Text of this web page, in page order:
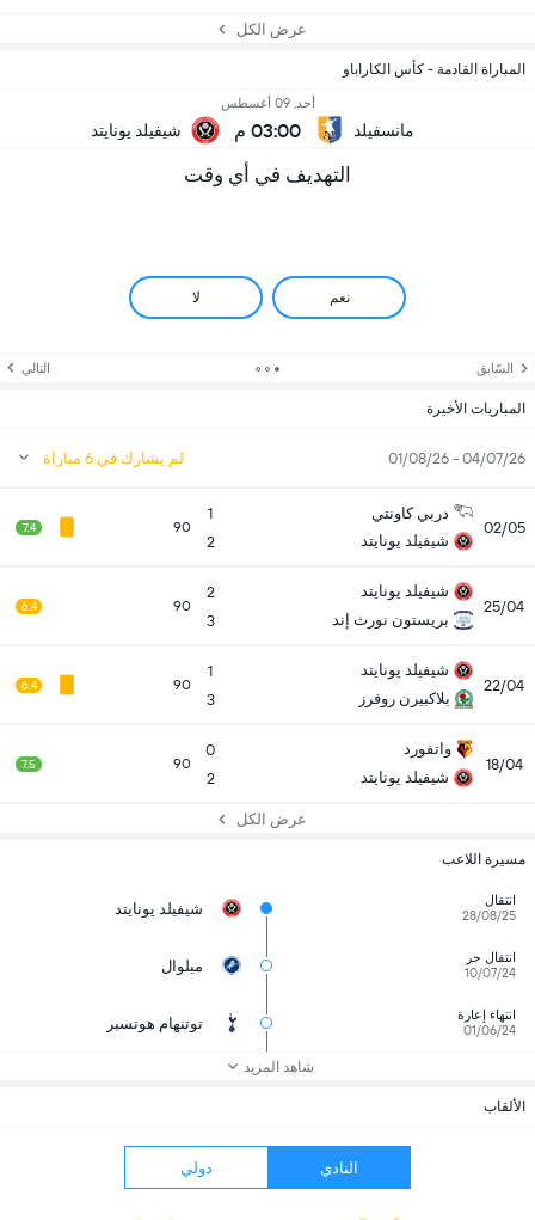
عرض الكل
المباراة القادمة - كأس الكاراباو
مانسفيلد
أحد, 09 أغسطس
03:00 م شيفيلد يونايتد
التهديف في أي وقت
نعم لا
السّابق التالي
المباريات الأخيرة
04/07/26 - 01/08/26 لم يشارك في 6 مباراة
02/05
دربي كاونتي
شيفيلد يونايتد
1
2
90
7.4
25/04
شيفيلد يونايتد
بريستون نورث إند
2
3
90
6.4
22/04
شيفيلد يونايتد
بلاكبيرن روفرز
1
3
90
6.4
18/04
واتفورد
شيفيلد يونايتد
0
2
90
7.5
عرض الكل
مسيرة اللاعب
انتقال
28/08/25
شيفيلد يونايتد
انتقال حر
10/07/24
ميلوال
انتهاء إعارة
01/06/24
توتنهام هوتسبر
شاهد المزيد
الألقاب
النادي دولي